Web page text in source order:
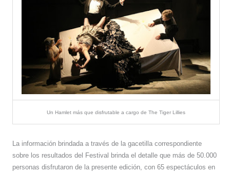
Un Hamlet más que disfrutable a cargo de The Tiger Lillies
La información brindada a través de la gacetilla correspondiente
sobre los resultados del Festival brinda el detalle que más de 50.000
personas disfrutaron de la presente edición, con 65 espectáculos en